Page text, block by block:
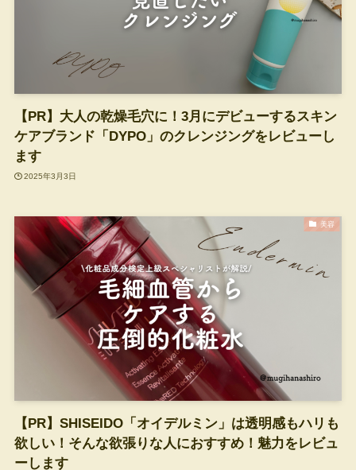
【PR】大人の乾燥毛穴に！3月にデビューするスキン
ケアブランド「DYPO」のクレンジングをレビューし
ます
2025年3月3日
美容
【PR】SHISEIDO「オイデルミン」は透明感もハリも
欲しい！そんな欲張りな人におすすめ！魅力をレビュ
ーします